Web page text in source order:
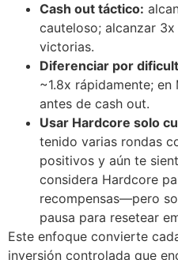
Cash out táctico:
cauteloso; alcanzar
victorias.
Diferenciar por
~1.8x rápidamente;
antes de cash out.
Usar Hardcore solo
tenido varias rondas
positivos y aún te
considera Hardcore
recompensas—pero
pausa para resetear
Este enfoque convierte
inversión controlada que